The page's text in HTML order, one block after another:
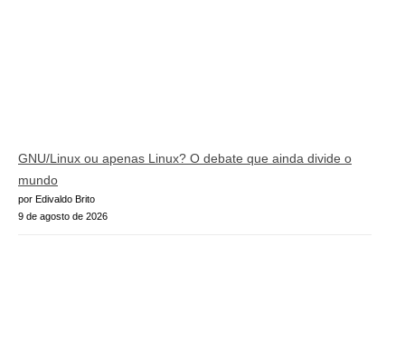
GNU/Linux ou apenas Linux? O debate que ainda divide o
mundo
por Edivaldo Brito
9 de agosto de 2026